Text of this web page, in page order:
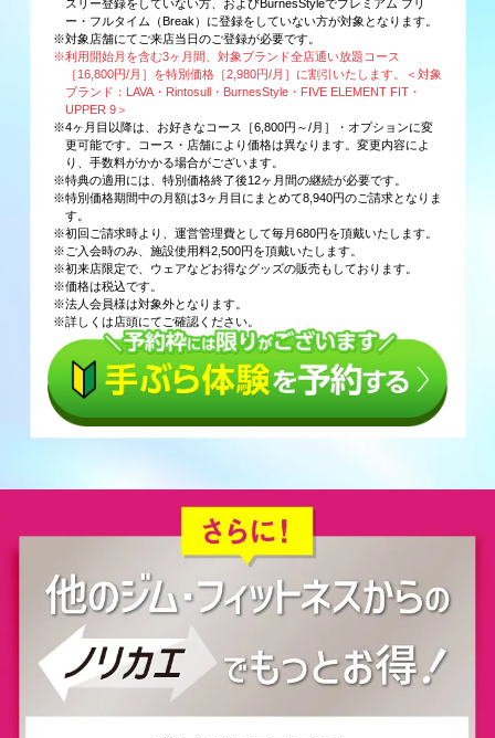
スリー登録をしていない方、およびBurnesStyleでプレミアム フリ
ー・フルタイム（Break）に登録をしていない方が対象となります。
※対象店舗にてご来店当日のご登録が必要です。
※利用開始月を含む3ヶ月間、対象ブランド全店通い放題コース
［16,800円/月］を特別価格［2,980円/月］に割引いたします。＜対象
ブランド：LAVA・Rintosull・BurnesStyle・FIVE ELEMENT FIT・
UPPER 9＞
※4ヶ月目以降は、お好きなコース［6,800円～/月］・オプションに変
更可能です。コース・店舗により価格は異なります。変更内容によ
り、手数料がかかる場合がございます。
※特典の適用には、特別価格終了後12ヶ月間の継続が必要です。
※特別価格期間中の月額は3ヶ月目にまとめて8,940円のご請求となりま
す。
※初回ご請求時より、運営管理費として毎月680円を頂戴いたします。
※ご入会時のみ、施設使用料2,500円を頂戴いたします。
※初来店限定で、ウェアなどお得なグッズの販売もしております。
※価格は税込です。
※法人会員様は対象外となります。
※詳しくは店頭にてご確認ください。